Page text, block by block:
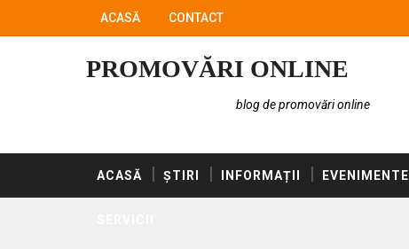
ACASĂ CONTACT
PROMOVĂRI ONLINE
blog de promovări online
ACASĂ ȘTIRI INFORMAȚII EVENIMENTE